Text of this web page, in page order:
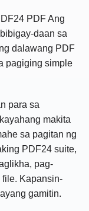
PDF Ang
daan sa
dalawang PDF
pagiging simple
para sa
makita
sa pagitan ng
PDF24 suite,
pag-
file. Kapansin-
gamitin.